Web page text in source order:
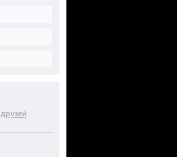
друзей